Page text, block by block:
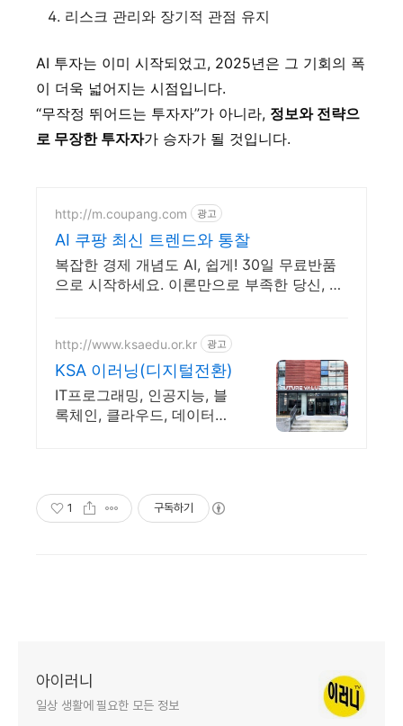
리스크 관리와 장기적 관점 유지
AI 투자는 이미 시작되었고, 2025년은 그 기회의 폭
이 더욱 넓어지는 시점입니다.
“무작정 뛰어드는 투자자”가 아니라, 정보와 전략으
로 무장한 투자자가 승자가 될 것입니다.
http://m.coupang.com 광고
AI 쿠팡 최신 트렌드와 통찰
복잡한 경제 개념도 AI, 쉽게! 30일 무료반품
으로 시작하세요. 이론만으로 부족한 당신, 실
http://www.ksaedu.or.kr 광고
KSA 이러닝(디지털전환)
IT프로그래밍, 인공지능, 블
록체인, 클라우드, 데이터사
1 구독하기
아이러니
일상 생활에 필요한 모든 정보